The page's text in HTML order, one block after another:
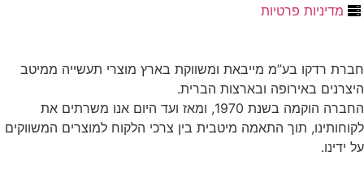
מדיניות פרטיות
חברת רדקו בע”מ מייבאת ומשווקת בארץ מוצרי תעשייה ממיטב
היצרנים באירופה ובארצות הברית.
החברה הוקמה בשנת 1970, ומאז ועד היום אנו משרתים את
לקוחותינו, תוך התאמה מיטבית בין צרכי הלקוח למוצרים המשווקים
על ידינו.